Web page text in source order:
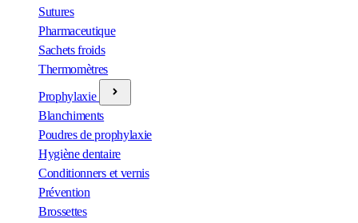
Sutures
Pharmaceutique
Sachets froids
Thermomètres
Prophylaxie
Blanchiments
Poudres de prophylaxie
Hygiène dentaire
Conditionners et vernis
Prévention
Brossettes